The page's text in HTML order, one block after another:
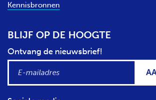
Kennisbronnen
BLIJF OP DE HOOGTE
Ontvang de nieuwsbrief!